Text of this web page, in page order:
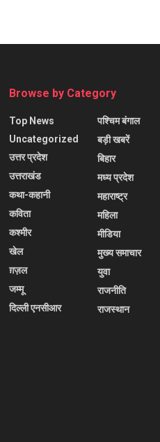
Browse by Category
Top News
Uncategorized
उत्तर प्रदेश
उत्तराखंड
कथा-कहानी
कविता
कश्मीर
खेल
ग़ज़ल
जम्मू
दिल्ली एनसीआर
पश्चिम बंगाल
बड़ी खबरें
बिहार
मध्य प्रदेश
महाराष्ट्र
महिला
मीडिया
मुख्य समाचार
युवा
राजनीति
राजस्थान